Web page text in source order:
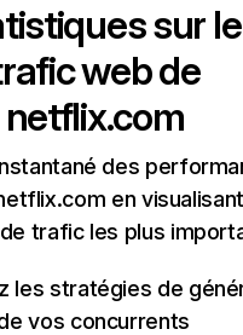
sur le
web de
netflix.com
des
en
trafic les plus
les stratégies de
vos concurrents